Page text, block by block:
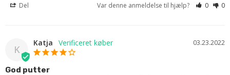
Del Var denne anmeldelse til hjælp? 0 0
K
03.23.2022
Katja
God putter